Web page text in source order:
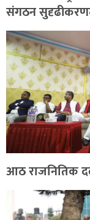
संगठन
आठ राजनितिक